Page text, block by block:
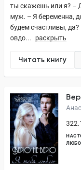
ты скажешь или я? –
муж. – Я беременна,
будем счастливы,
овдо...
раскрыть
Читать книгу